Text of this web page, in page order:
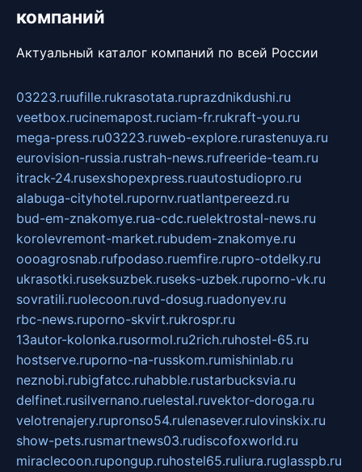
компаний
Актуальный каталог компаний по всей России
03223.ruufille.rukrasotata.ruprazdnikdushi.ru
veetbox.rucinemapost.ruciam-fr.rukraft-you.ru
mega-press.ru03223.ruweb-explore.rurastenuya.ru
eurovision-russia.rustrah-news.rufreeride-team.ru
itrack-24.rusexshopexpress.ruautostudiopro.ru
alabuga-cityhotel.rupornv.ruatlantpereezd.ru
bud-em-znakomye.rua-cdc.ruelektrostal-news.ru
korolevremont-market.rubudem-znakomye.ru
oooagrosnab.rufpodaso.ruemfire.rupro-otdelky.ru
ukrasotki.ruseksuzbek.ruseks-uzbek.ruporno-vk.ru
sovratili.ruolecoon.ruvd-dosug.ruadonyev.ru
rbc-news.ruporno-skvirt.rukrospr.ru
13autor-kolonka.rusormol.ru2rich.ruhostel-65.ru
hostserve.ruporno-na-russkom.rumishinlab.ru
neznobi.rubigfatcc.ruhabble.rustarbucksvia.ru
delfinet.rusilvernano.ruelestal.ruvektor-doroga.ru
velotrenajery.rupronso54.rulenasever.rulovinskix.ru
show-pets.rusmartnews03.rudiscofoxworld.ru
miraclecoon.rupongup.ruhostel65.ruliura.ruglasspb.ru